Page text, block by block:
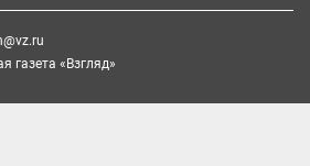
газета «Взгляд»